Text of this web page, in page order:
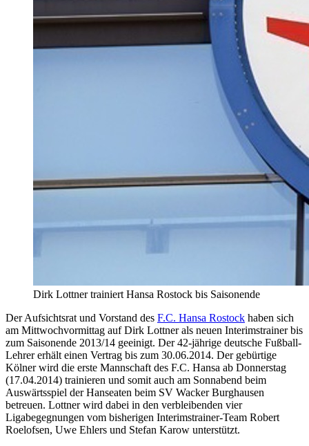
Dirk Lottner trainiert Hansa Rostock bis Saisonende
Der Aufsichtsrat und Vorstand des F.C. Hansa Rostock haben sich
am Mittwochvormittag auf Dirk Lottner als neuen Interimstrainer bis
zum Saisonende 2013/14 geeinigt. Der 42-jährige deutsche Fußball-
Lehrer erhält einen Vertrag bis zum 30.06.2014. Der gebürtige
Kölner wird die erste Mannschaft des F.C. Hansa ab Donnerstag
(17.04.2014) trainieren und somit auch am Sonnabend beim
Auswärtsspiel der Hanseaten beim SV Wacker Burghausen
betreuen. Lottner wird dabei in den verbleibenden vier
Ligabegegnungen vom bisherigen Interimstrainer-Team Robert
Roelofsen, Uwe Ehlers und Stefan Karow unterstützt.